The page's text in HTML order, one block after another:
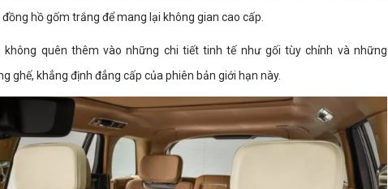
hồ gốm trắng để mang lại không gian cao cấp.
không quên thêm vào những chi tiết tinh tế như gối tùy chỉnh và những
ghế, khẳng định đẳng cấp của phiên bản giới hạn này.